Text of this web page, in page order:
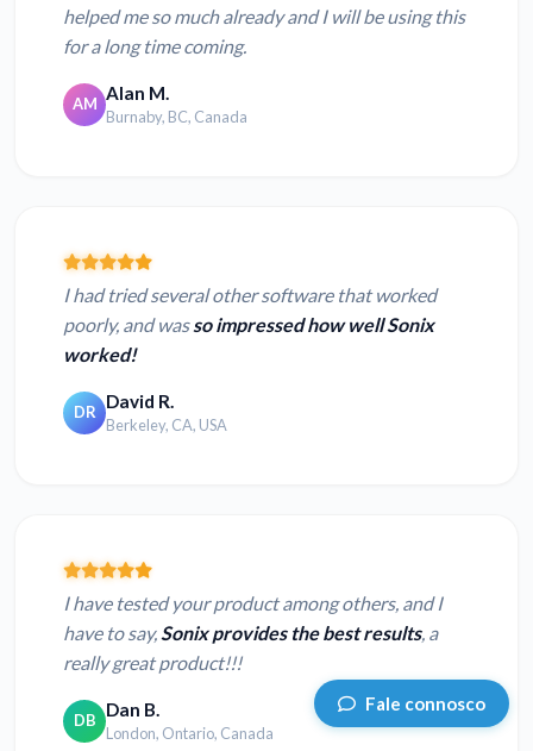
helped me so much already and I will be using this
for a long time coming.
AM Alan M.
Burnaby, BC, Canada
I had tried several other software that worked
poorly, and wasso impressed how well Sonix
worked!
DR David R.
Berkeley, CA, USA
I have tested your product among others, and I
have to say,Sonix provides the best results, a
really great product!!!
DB Dan B.
London, Ontario, Canada
Fale connosco